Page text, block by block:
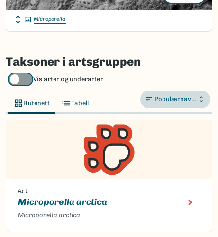
Microporella
Taksoner i artsgruppen
Vis arter og underarter
Rutenett Tabell Populærnavn A-Å
Art
Microporella arctica
Microporella arctica